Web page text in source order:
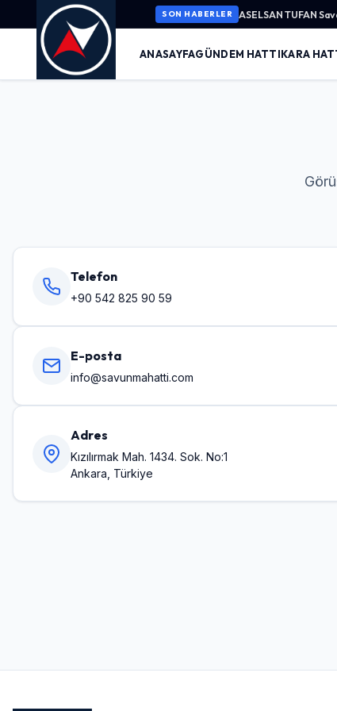
SON HABERLER ASELSAN TUFAN
ANASAYFAGÜNDEM HATTIKARA
Telefon
+90 542 825 90 59
E-posta
info@savunmahatti.com
Adres
Kızılırmak Mah. 1434. Sok. No:1
Ankara, Türkiye